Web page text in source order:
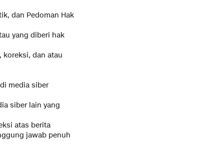
dan Pedoman Hak
yang diberi hak
koreksi, dan atau
media siber
siber lain yang
atas berita
jawab penuh